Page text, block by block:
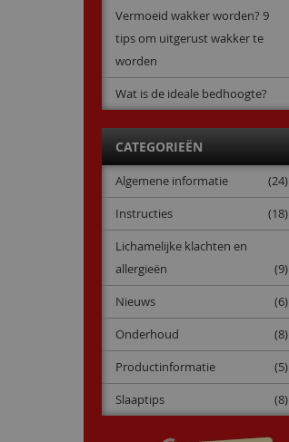
Vermoeid wakker worden? 9
tips om uitgerust wakker te
worden
Wat is de ideale bedhoogte?
CATEGORIEËN
Algemene informatie
(24)
Instructies
(18)
Lichamelijke klachten en
allergieën
(9)
Nieuws
(6)
Onderhoud
(8)
Productinformatie
(5)
Slaaptips
(8)